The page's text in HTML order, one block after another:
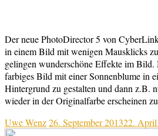
Der neue PhotoDirector 5 von
in einem Bild mit wenigen Mausklicks
gelingen wunderschöne Effekte im Bild.
farbiges Bild mit einer Sonnenblume in
Hintergrund zu gestalten und dann z.B.
wieder in der Originalfarbe erscheinen
Uwe Wenz26. September 201322. April